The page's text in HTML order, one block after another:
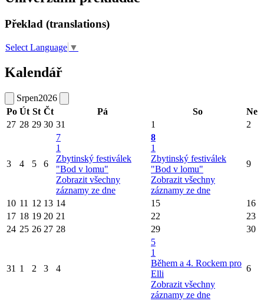
Překlad (translations)
Select Language ▼
Kalendář
Srpen2026
Po Út St Čt Pá So
Ne
27 28 29 30 31 1 2
3 4 5 6
7
1
Zbytinský festiválek
"Bod v lomu"
Zobrazit všechny
záznamy ze dne
8
1
Zbytinský festiválek
"Bod v lomu"
Zobrazit všechny
záznamy ze dne
9
10 11 12 13 14 15
16
17 18 19 20 21 22
23
24 25 26 27 28 29 30
31 1 2 3 4
5
1
Během a 4. Rockem pro
Elli
Zobrazit všechny
záznamy ze dne
6